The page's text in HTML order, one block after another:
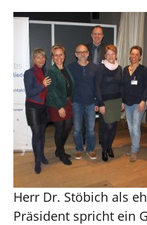
Herr Dr. Stöbich als
Präsident spricht ein